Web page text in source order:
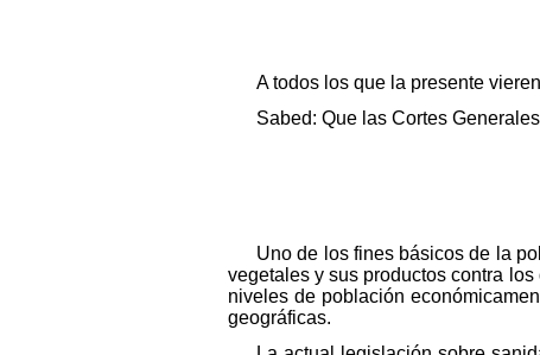
A todos los que la presente
Sabed: Que las Cortes
Uno de los fines básicos de la
vegetales y sus productos contra
niveles de población
geográficas.